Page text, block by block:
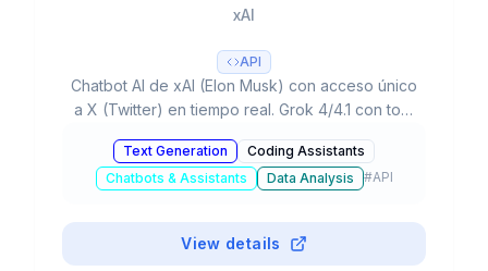
xAI
API
Chatbot AI de xAI (Elon Musk) con acceso único
a X (Twitter) en tiempo real. Grok 4/4.1 con tool
Valorado en $200-230B.
Text Generation
Coding Assistants
Chatbots & Assistants
Data Analysis #API
View details